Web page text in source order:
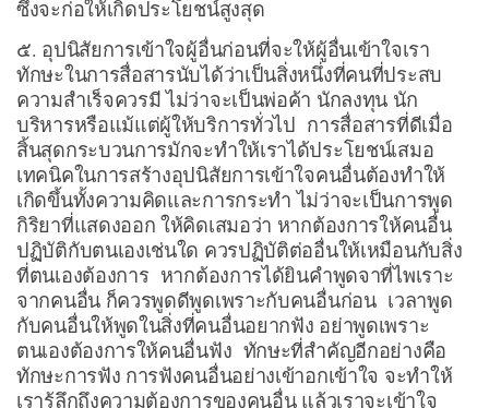
ซึ่งจะก่อให้เกิดประโยชน์สูงสุด
๕. อุปนิสัยการเข้าใจผู้อื่นก่อนที่จะให้ผู้อื่นเข้าใจเรา
ทักษะในการสื่อสารนับได้ว่าเป็นสิ่งหนึ่งที่คนที่ประสบ
ความสำเร็จควรมี ไม่ว่าจะเป็นพ่อค้า นักลงทุน นัก
บริหารหรือแม้แต่ผู้ให้บริการทั่วไป การสื่อสารที่ดีเมื่อ
สิ้นสุดกระบวนการมักจะทำให้เราได้ประโยชน์เสมอ
เทคนิคในการสร้างอุปนิสัยการเข้าใจคนอื่นต้องทำให้
เกิดขึ้นทั้งความคิดและการกระทำ ไม่ว่าจะเป็นการพูด
กิริยาที่แสดงออก ให้คิดเสมอว่า หากต้องการให้คนอื่น
ปฏิบัติกับตนเองเช่นใด ควรปฏิบัติต่ออื่นให้เหมือนกับสิ่ง
ที่ตนเองต้องการ หากต้องการได้ยินคำพูดจาที่ไพเราะ
จากคนอื่น ก็ควรพูดดีพูดเพราะกับคนอื่นก่อน เวลาพูด
กับคนอื่นให้พูดในสิ่งที่คนอื่นอยากฟัง อย่าพูดเพราะ
ตนเองต้องการให้คนอื่นฟัง ทักษะที่สำคัญอีกอย่างคือ
ทักษะการฟัง การฟังคนอื่นอย่างเข้าอกเข้าใจ จะทำให้
เรารู้ลึกถึงความต้องการของคนอื่น แล้วเราจะเข้าใจ